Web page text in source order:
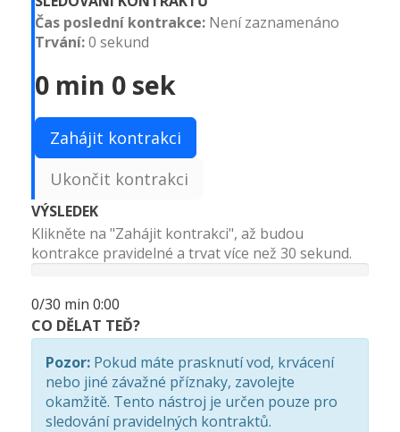
Čas poslední kontrakce: Není zaznamenáno
Trvání:0 sekund
0 min 0 sek
Zahájit kontrakci
Ukončit kontrakci
VÝSLEDEK
Klikněte na "Zahájit kontrakci", až budou
kontrakce pravidelné a trvat více než 30 sekund.
0/30 min 0:00
CO DĚLAT TEĎ?
Pozor: Pokud máte prasknutí vod, krvácení
nebo jiné závažné příznaky, zavolejte
okamžitě. Tento nástroj je určen pouze pro
sledování pravidelných kontraktů.